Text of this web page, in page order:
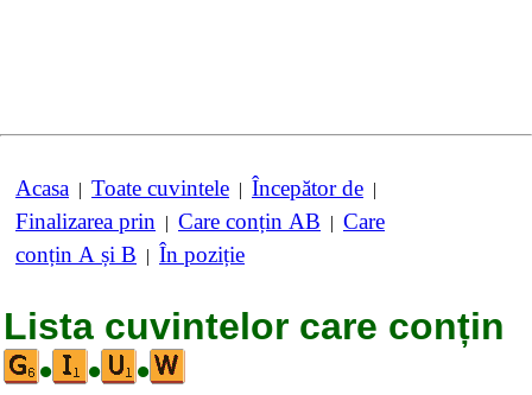
Acasa | Toate cuvintele | Începător de |
Finalizarea prin | Care conțin AB | Care
conțin A și B | În poziție
Lista cuvintelor care conțin
•
• •